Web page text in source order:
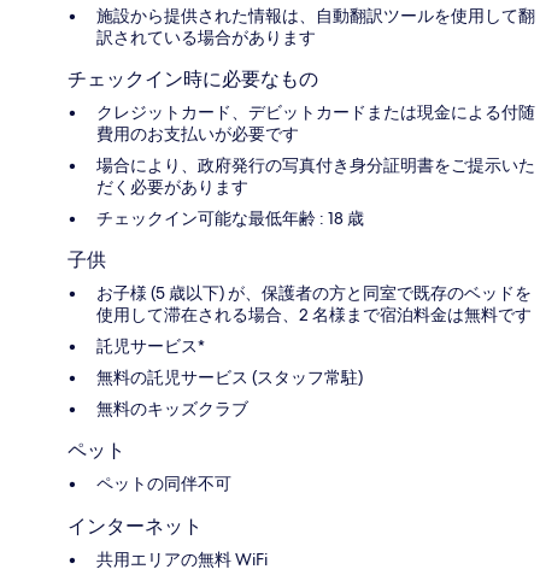
施設から提供された情報は、自動翻訳ツールを使用して翻
訳されている場合があります
チェックイン時に必要なもの
クレジットカード、デビットカードまたは現金による付随
費用のお支払いが必要です
場合により、政府発行の写真付き身分証明書をご提示いた
だく必要があります
チェックイン可能な最低年齢 : 18 歳
子供
お子様 (5 歳以下) が、保護者の方と同室で既存のベッドを
使用して滞在される場合、2 名様まで宿泊料金は無料です
託児サービス*
無料の託児サービス (スタッフ常駐)
無料のキッズクラブ
ペット
ペットの同伴不可
インターネット
共用エリアの無料 WiFi